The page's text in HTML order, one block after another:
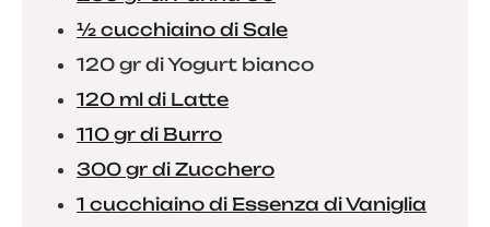
½ cucchiaino di Sale
120 gr di Yogurt bianco
120 ml di Latte
110 gr di Burro
300 gr di Zucchero
1 cucchiaino di Essenza di Vaniglia